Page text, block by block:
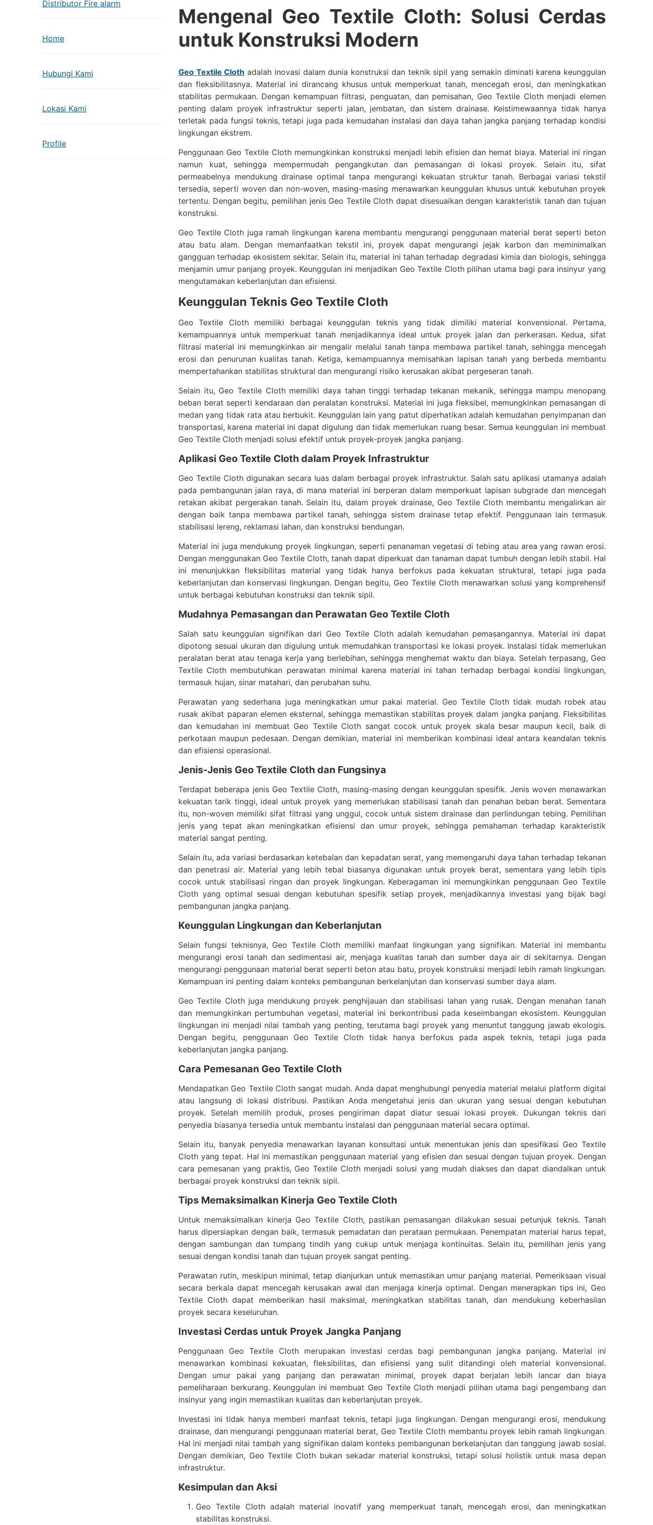
Distributor Fire alarm
Home
Hubungi Kami
Lokasi Kami
Profile
Mengenal Geo Textile Cloth: Solusi Cerdas
untuk Konstruksi Modern
Geo Textile Cloth adalah inovasi dalam dunia konstruksi dan teknik sipil yang semakin diminati karena keunggulan
dan fleksibilitasnya. Material ini dirancang khusus untuk memperkuat tanah, mencegah erosi, dan meningkatkan
stabilitas permukaan. Dengan kemampuan filtrasi, penguatan, dan pemisahan, Geo Textile Cloth menjadi elemen
penting dalam proyek infrastruktur seperti jalan, jembatan, dan sistem drainase. Keistimewaannya tidak hanya
terletak pada fungsi teknis, tetapi juga pada kemudahan instalasi dan daya tahan jangka panjang terhadap kondisi
lingkungan ekstrem.
Penggunaan Geo Textile Cloth memungkinkan konstruksi menjadi lebih efisien dan hemat biaya. Material ini ringan
namun kuat, sehingga mempermudah pengangkutan dan pemasangan di lokasi proyek. Selain itu, sifat
permeabelnya mendukung drainase optimal tanpa mengurangi kekuatan struktur tanah. Berbagai variasi tekstil
tersedia, seperti woven dan non-woven, masing-masing menawarkan keunggulan khusus untuk kebutuhan proyek
tertentu. Dengan begitu, pemilihan jenis Geo Textile Cloth dapat disesuaikan dengan karakteristik tanah dan tujuan
konstruksi.
Geo Textile Cloth juga ramah lingkungan karena membantu mengurangi penggunaan material berat seperti beton
atau batu alam. Dengan memanfaatkan tekstil ini, proyek dapat mengurangi jejak karbon dan meminimalkan
gangguan terhadap ekosistem sekitar. Selain itu, material ini tahan terhadap degradasi kimia dan biologis, sehingga
menjamin umur panjang proyek. Keunggulan ini menjadikan Geo Textile Cloth pilihan utama bagi para insinyur yang
mengutamakan keberlanjutan dan efisiensi.
Keunggulan Teknis Geo Textile Cloth
Geo Textile Cloth memiliki berbagai keunggulan teknis yang tidak dimiliki material konvensional. Pertama,
kemampuannya untuk memperkuat tanah menjadikannya ideal untuk proyek jalan dan perkerasan. Kedua, sifat
filtrasi material ini memungkinkan air mengalir melalui tanah tanpa membawa partikel tanah, sehingga mencegah
erosi dan penurunan kualitas tanah. Ketiga, kemampuannya memisahkan lapisan tanah yang berbeda membantu
mempertahankan stabilitas struktural dan mengurangi risiko kerusakan akibat pergeseran tanah.
Selain itu, Geo Textile Cloth memiliki daya tahan tinggi terhadap tekanan mekanik, sehingga mampu menopang
beban berat seperti kendaraan dan peralatan konstruksi. Material ini juga fleksibel, memungkinkan pemasangan di
medan yang tidak rata atau berbukit. Keunggulan lain yang patut diperhatikan adalah kemudahan penyimpanan dan
transportasi, karena material ini dapat digulung dan tidak memerlukan ruang besar. Semua keunggulan ini membuat
Geo Textile Cloth menjadi solusi efektif untuk proyek-proyek jangka panjang.
Aplikasi Geo Textile Cloth dalam Proyek Infrastruktur
Geo Textile Cloth digunakan secara luas dalam berbagai proyek infrastruktur. Salah satu aplikasi utamanya adalah
pada pembangunan jalan raya, di mana material ini berperan dalam memperkuat lapisan subgrade dan mencegah
retakan akibat pergerakan tanah. Selain itu, dalam proyek drainase, Geo Textile Cloth membantu mengalirkan air
dengan baik tanpa membawa partikel tanah, sehingga sistem drainase tetap efektif. Penggunaan lain termasuk
stabilisasi lereng, reklamasi lahan, dan konstruksi bendungan.
Material ini juga mendukung proyek lingkungan, seperti penanaman vegetasi di tebing atau area yang rawan erosi.
Dengan menggunakan Geo Textile Cloth, tanah dapat diperkuat dan tanaman dapat tumbuh dengan lebih stabil. Hal
ini menunjukkan fleksibilitas material yang tidak hanya berfokus pada kekuatan struktural, tetapi juga pada
keberlanjutan dan konservasi lingkungan. Dengan begitu, Geo Textile Cloth menawarkan solusi yang komprehensif
untuk berbagai kebutuhan konstruksi dan teknik sipil.
Mudahnya Pemasangan dan Perawatan Geo Textile Cloth
Salah satu keunggulan signifikan dari Geo Textile Cloth adalah kemudahan pemasangannya. Material ini dapat
dipotong sesuai ukuran dan digulung untuk memudahkan transportasi ke lokasi proyek. Instalasi tidak memerlukan
peralatan berat atau tenaga kerja yang berlebihan, sehingga menghemat waktu dan biaya. Setelah terpasang, Geo
Textile Cloth membutuhkan perawatan minimal karena material ini tahan terhadap berbagai kondisi lingkungan,
termasuk hujan, sinar matahari, dan perubahan suhu.
Perawatan yang sederhana juga meningkatkan umur pakai material. Geo Textile Cloth tidak mudah robek atau
rusak akibat paparan elemen eksternal, sehingga memastikan stabilitas proyek dalam jangka panjang. Fleksibilitas
dan kemudahan ini membuat Geo Textile Cloth sangat cocok untuk proyek skala besar maupun kecil, baik di
perkotaan maupun pedesaan. Dengan demikian, material ini memberikan kombinasi ideal antara keandalan teknis
dan efisiensi operasional.
Jenis-Jenis Geo Textile Cloth dan Fungsinya
Terdapat beberapa jenis Geo Textile Cloth, masing-masing dengan keunggulan spesifik. Jenis woven menawarkan
kekuatan tarik tinggi, ideal untuk proyek yang memerlukan stabilisasi tanah dan penahan beban berat. Sementara
itu, non-woven memiliki sifat filtrasi yang unggul, cocok untuk sistem drainase dan perlindungan tebing. Pemilihan
jenis yang tepat akan meningkatkan efisiensi dan umur proyek, sehingga pemahaman terhadap karakteristik
material sangat penting.
Selain itu, ada variasi berdasarkan ketebalan dan kepadatan serat, yang memengaruhi daya tahan terhadap tekanan
dan penetrasi air. Material yang lebih tebal biasanya digunakan untuk proyek berat, sementara yang lebih tipis
cocok untuk stabilisasi ringan dan proyek lingkungan. Keberagaman ini memungkinkan penggunaan Geo Textile
Cloth yang optimal sesuai dengan kebutuhan spesifik setiap proyek, menjadikannya investasi yang bijak bagi
pembangunan jangka panjang.
Keunggulan Lingkungan dan Keberlanjutan
Selain fungsi teknisnya, Geo Textile Cloth memiliki manfaat lingkungan yang signifikan. Material ini membantu
mengurangi erosi tanah dan sedimentasi air, menjaga kualitas tanah dan sumber daya air di sekitarnya. Dengan
mengurangi penggunaan material berat seperti beton atau batu, proyek konstruksi menjadi lebih ramah lingkungan.
Kemampuan ini penting dalam konteks pembangunan berkelanjutan dan konservasi sumber daya alam.
Geo Textile Cloth juga mendukung proyek penghijauan dan stabilisasi lahan yang rusak. Dengan menahan tanah
dan memungkinkan pertumbuhan vegetasi, material ini berkontribusi pada keseimbangan ekosistem. Keunggulan
lingkungan ini menjadi nilai tambah yang penting, terutama bagi proyek yang menuntut tanggung jawab ekologis.
Dengan begitu, penggunaan Geo Textile Cloth tidak hanya berfokus pada aspek teknis, tetapi juga pada
keberlanjutan jangka panjang.
Cara Pemesanan Geo Textile Cloth
Mendapatkan Geo Textile Cloth sangat mudah. Anda dapat menghubungi penyedia material melalui platform digital
atau langsung di lokasi distribusi. Pastikan Anda mengetahui jenis dan ukuran yang sesuai dengan kebutuhan
proyek. Setelah memilih produk, proses pengiriman dapat diatur sesuai lokasi proyek. Dukungan teknis dari
penyedia biasanya tersedia untuk membantu instalasi dan penggunaan material secara optimal.
Selain itu, banyak penyedia menawarkan layanan konsultasi untuk menentukan jenis dan spesifikasi Geo Textile
Cloth yang tepat. Hal ini memastikan penggunaan material yang efisien dan sesuai dengan tujuan proyek. Dengan
cara pemesanan yang praktis, Geo Textile Cloth menjadi solusi yang mudah diakses dan dapat diandalkan untuk
berbagai proyek konstruksi dan teknik sipil.
Tips Memaksimalkan Kinerja Geo Textile Cloth
Untuk memaksimalkan kinerja Geo Textile Cloth, pastikan pemasangan dilakukan sesuai petunjuk teknis. Tanah
harus dipersiapkan dengan baik, termasuk pemadatan dan perataan permukaan. Penempatan material harus tepat,
dengan sambungan dan tumpang tindih yang cukup untuk menjaga kontinuitas. Selain itu, pemilihan jenis yang
sesuai dengan kondisi tanah dan tujuan proyek sangat penting.
Perawatan rutin, meskipun minimal, tetap dianjurkan untuk memastikan umur panjang material. Pemeriksaan visual
secara berkala dapat mencegah kerusakan awal dan menjaga kinerja optimal. Dengan menerapkan tips ini, Geo
Textile Cloth dapat memberikan hasil maksimal, meningkatkan stabilitas tanah, dan mendukung keberhasilan
proyek secara keseluruhan.
Investasi Cerdas untuk Proyek Jangka Panjang
Penggunaan Geo Textile Cloth merupakan investasi cerdas bagi pembangunan jangka panjang. Material ini
menawarkan kombinasi kekuatan, fleksibilitas, dan efisiensi yang sulit ditandingi oleh material konvensional.
Dengan umur pakai yang panjang dan perawatan minimal, proyek dapat berjalan lebih lancar dan biaya
pemeliharaan berkurang. Keunggulan ini membuat Geo Textile Cloth menjadi pilihan utama bagi pengembang dan
insinyur yang ingin memastikan kualitas dan keberlanjutan proyek.
Investasi ini tidak hanya memberi manfaat teknis, tetapi juga lingkungan. Dengan mengurangi erosi, mendukung
drainase, dan mengurangi penggunaan material berat, Geo Textile Cloth membantu proyek lebih ramah lingkungan.
Hal ini menjadi nilai tambah yang signifikan dalam konteks pembangunan berkelanjutan dan tanggung jawab sosial.
Dengan demikian, Geo Textile Cloth bukan sekadar material konstruksi, tetapi solusi holistik untuk masa depan
infrastruktur.
Kesimpulan dan Aksi
Geo Textile Cloth adalah material inovatif yang memperkuat tanah, mencegah erosi, dan meningkatkan
stabilitas konstruksi.